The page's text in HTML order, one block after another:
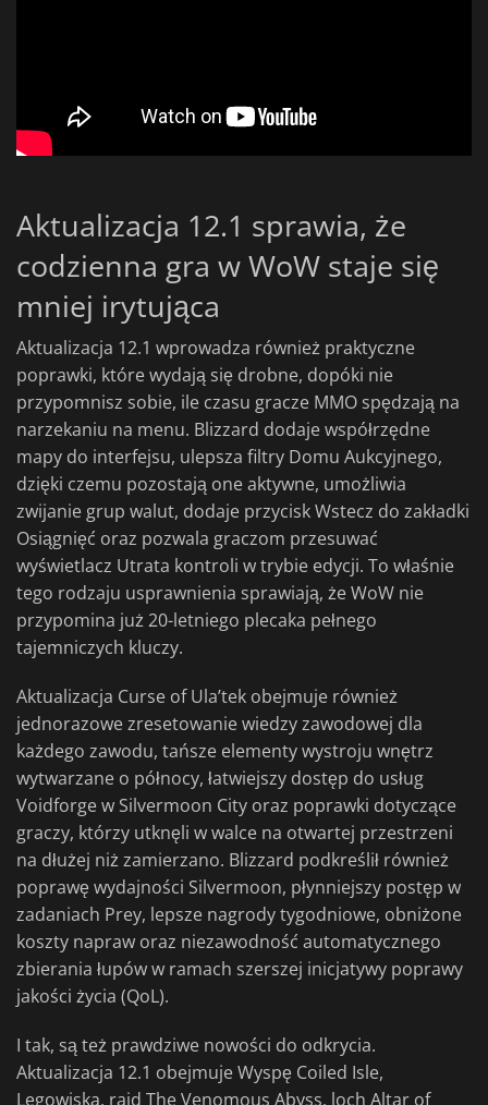
Aktualizacja 12.1 sprawia, że
codzienna gra w WoW staje się
mniej irytująca
Aktualizacja 12.1 wprowadza również praktyczne
poprawki, które wydają się drobne, dopóki nie
przypomnisz sobie, ile czasu gracze MMO spędzają na
narzekaniu na menu. Blizzard dodaje współrzędne
mapy do interfejsu, ulepsza filtry Domu Aukcyjnego,
dzięki czemu pozostają one aktywne, umożliwia
zwijanie grup walut, dodaje przycisk Wstecz do zakładki
Osiągnięć oraz pozwala graczom przesuwać
wyświetlacz Utrata kontroli w trybie edycji. To właśnie
tego rodzaju usprawnienia sprawiają, że WoW nie
przypomina już 20-letniego plecaka pełnego
tajemniczych kluczy.
Aktualizacja Curse of Ula’tek obejmuje również
jednorazowe zresetowanie wiedzy zawodowej dla
każdego zawodu, tańsze elementy wystroju wnętrz
wytwarzane o północy, łatwiejszy dostęp do usług
Voidforge w Silvermoon City oraz poprawki dotyczące
graczy, którzy utknęli w walce na otwartej przestrzeni
na dłużej niż zamierzano. Blizzard podkreślił również
poprawę wydajności Silvermoon, płynniejszy postęp w
zadaniach Prey, lepsze nagrody tygodniowe, obniżone
koszty napraw oraz niezawodność automatycznego
zbierania łupów w ramach szerszej inicjatywy poprawy
jakości życia (QoL).
I tak, są też prawdziwe nowości do odkrycia.
Aktualizacja 12.1 obejmuje Wyspę Coiled Isle,
Legowiska, rajd The Venomous Abyss, loch Altar of